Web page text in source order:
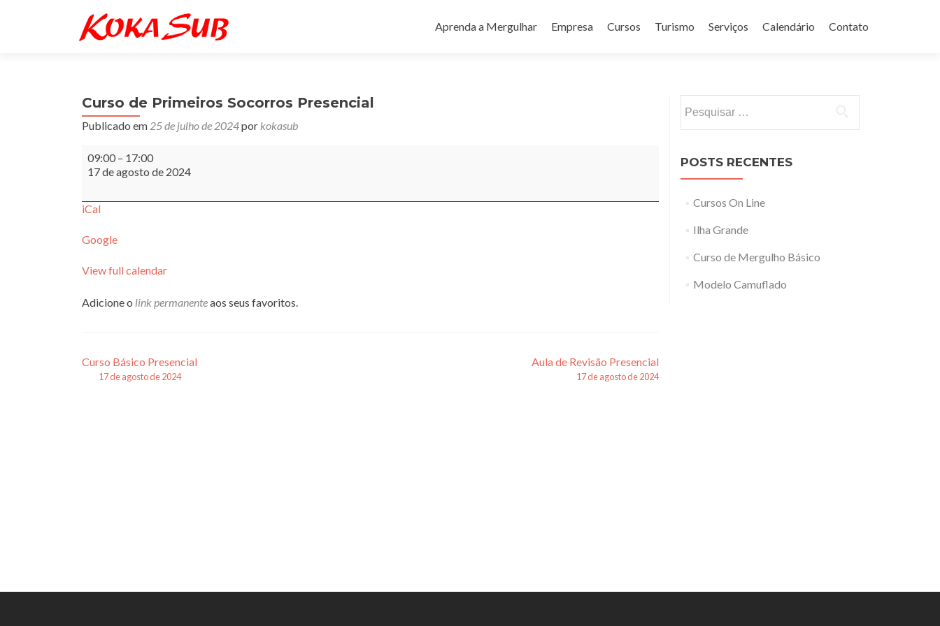
para
Aprenda a Mergulhar Empresa Cursos Turismo Serviços Calendário Contato
Curso de Primeiros Socorros Presencial
Publicado em 25 de julho de 2024por kokasub
Curso
de
Primeiros
Presencial
09:00 – 17:00
17 de agosto de 2024
iCal
Google
View full calendar
Adicione o link permanenteaos seus favoritos.
Navegação
Curso Básico Presencial
17 de agosto de 2024
Aula de Revisão Presencial
17 de agosto de 2024
por:
POSTS RECENTES
Cursos On Line
Ilha Grande
Curso de Mergulho Básico
Modelo Camuflado